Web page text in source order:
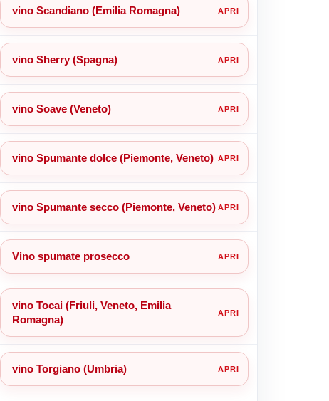
vino Scandiano (Emilia Romagna)
vino Sherry (Spagna)
vino Soave (Veneto)
vino Spumante dolce (Piemonte, Veneto)
vino Spumante secco (Piemonte, Veneto)
Vino spumate prosecco
vino Tocai (Friuli, Veneto, Emilia
Romagna)
vino Torgiano (Umbria)